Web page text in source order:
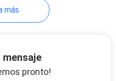
animal
más
mensaje
pronto!